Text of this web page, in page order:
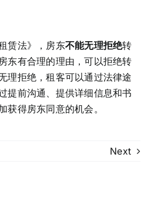
赁法》，房东不能无理拒绝转
东有合理的理由，可以拒绝转
理拒绝，租客可以通过法律途
提前沟通、提供详细信息和书
获得房东同意的机会。
Next